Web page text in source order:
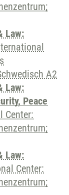
Law:
A2
Law:
Peace
Center:
Law:
Center: